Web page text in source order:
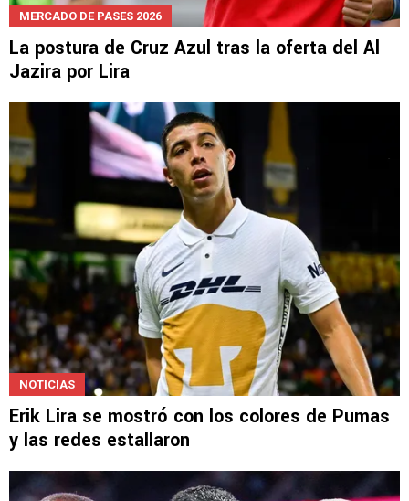
MERCADO DE PASES 2026
La postura de Cruz Azul tras la oferta del Al
Jazira por Lira
NOTICIAS
Erik Lira se mostró con los colores de Pumas
y las redes estallaron